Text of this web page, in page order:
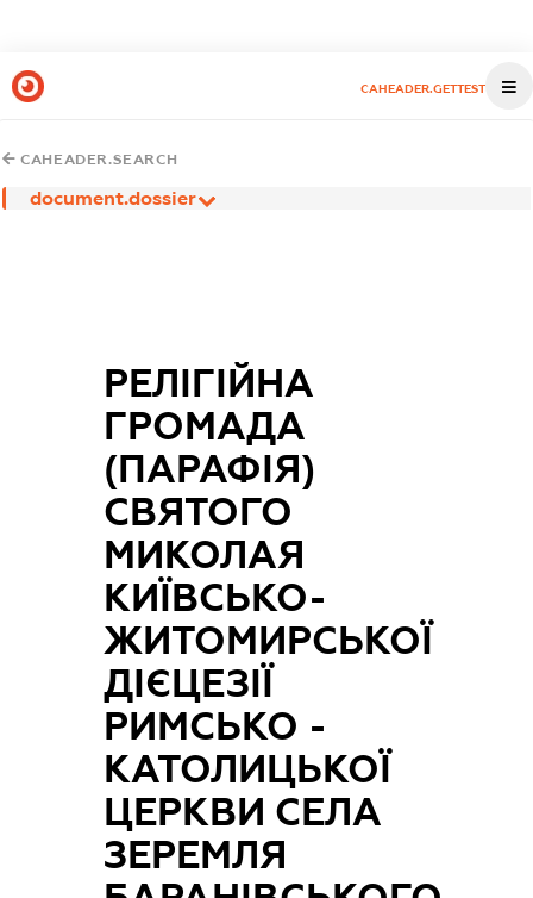
CAHEADER.GETTEST
CAHEADER.SEARCH
document.dossier
РЕЛІГІЙНА
ГРОМАДА
(ПАРАФІЯ)
СВЯТОГО
МИКОЛАЯ
КИЇВСЬКО-
ЖИТОМИРСЬКОЇ
ДІЄЦЕЗІЇ
РИМСЬКО -
КАТОЛИЦЬКОЇ
ЦЕРКВИ СЕЛА
ЗЕРЕМЛЯ